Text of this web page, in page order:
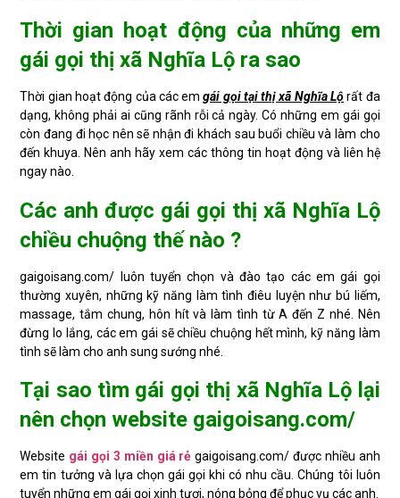
Thời gian hoạt động của những em
gái gọi thị xã Nghĩa Lộ ra sao
Thời gian hoạt động của các emgái gọi tại thị xã Nghĩa Lộrất đa
dạng, không phải ai cũng rãnh rỗi cả ngày. Có những em gái gọi
còn đang đi học nên sẽ nhận đi khách sau buổi chiều và làm cho
đến khuya. Nên anh hãy xem các thông tin hoạt động và liên hệ
ngay nào.
Các anh được gái gọi thị xã Nghĩa Lộ
chiều chuộng thế nào ?
gaigoisang.com/ luôn tuyển chọn và đào tạo các em gái gọi
thường xuyên, những kỹ năng làm tình điêu luyện như bú liếm,
massage, tắm chung, hôn hít và làm tình từ A đến Z nhé. Nên
đừng lo lắng, các em gái sẽ chiều chuộng hết mình, kỹ năng làm
tình sẽ làm cho anh sung sướng nhé.
Tại sao tìm gái gọi thị xã Nghĩa Lộ lại
nên chọn website gaigoisang.com/
Website gái gọi 3 miền giá rẻ gaigoisang.com/ được nhiều anh
em tin tưởng và lựa chọn gái gọi khi có nhu cầu. Chúng tôi luôn
tuyển những em gái gọi xinh tươi, nóng bỏng để phục vụ các anh.